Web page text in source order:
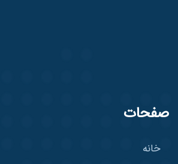
صفحات
خانه